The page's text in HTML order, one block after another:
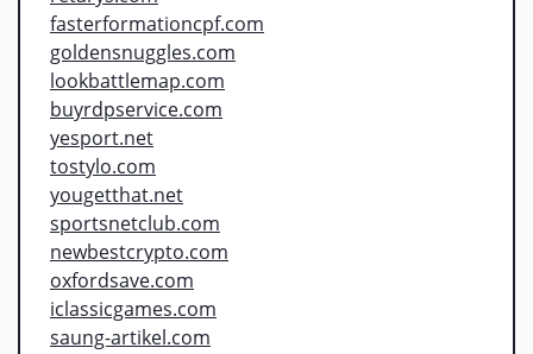
fasterformationcpf.com
goldensnuggles.com
lookbattlemap.com
buyrdpservice.com
yesport.net
tostylo.com
yougetthat.net
sportsnetclub.com
newbestcrypto.com
oxfordsave.com
iclassicgames.com
saung-artikel.com